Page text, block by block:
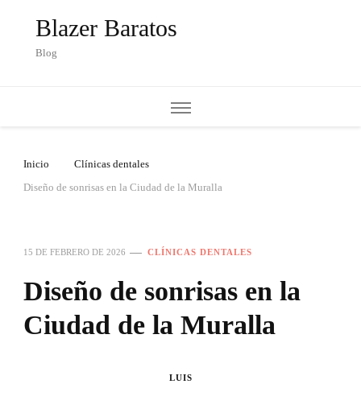
Blazer Baratos
Blog
Inicio
Clínicas dentales
Diseño de sonrisas en la Ciudad de la Muralla
15 DE FEBRERO DE 2026 CLÍNICAS DENTALES
Diseño de sonrisas en la
Ciudad de la Muralla
LUIS